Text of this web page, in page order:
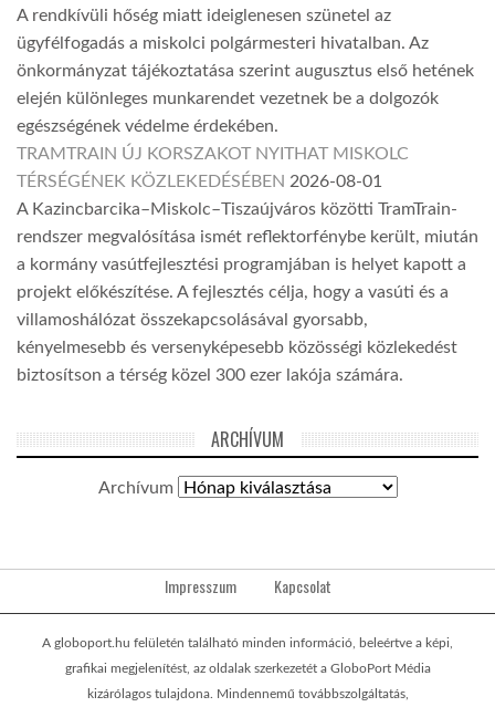
A rendkívüli hőség miatt ideiglenesen szünetel az
ügyfélfogadás a miskolci polgármesteri hivatalban. Az
önkormányzat tájékoztatása szerint augusztus első hetének
elején különleges munkarendet vezetnek be a dolgozók
egészségének védelme érdekében.
TRAMTRAIN ÚJ KORSZAKOT NYITHAT MISKOLC
TÉRSÉGÉNEK KÖZLEKEDÉSÉBEN 2026-08-01
A Kazincbarcika–Miskolc–Tiszaújváros közötti TramTrain-
rendszer megvalósítása ismét reflektorfénybe került, miután
a kormány vasútfejlesztési programjában is helyet kapott a
projekt előkészítése. A fejlesztés célja, hogy a vasúti és a
villamoshálózat összekapcsolásával gyorsabb,
kényelmesebb és versenyképesebb közösségi közlekedést
biztosítson a térség közel 300 ezer lakója számára.
ARCHÍVUM
Archívum
Impresszum Kapcsolat
A globoport.hu felületén található minden információ, beleértve a képi,
grafikai megjelenítést, az oldalak szerkezetét a GloboPort Média
kizárólagos tulajdona. Mindennemű továbbszolgáltatás,